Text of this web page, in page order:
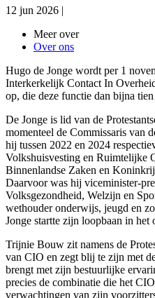
12 jun 2026 |
Meer over
Over ons
Hugo de Jonge wordt per 1
Interkerkelijk Contact In
op, die deze functie dan bijna
De Jonge is lid van de
momenteel de Commissaris van
hij tussen 2022 en 2024
Volkshuisvesting en Ruimtelijke
Binnenlandse Zaken en
Daarvoor was hij viceminister-
Volksgezondheid, Welzijn en
wethouder onderwijs, jeugd en
Jonge startte zijn loopbaan in het
Trijnie Bouw zit namens de
van CIO en zegt blij te zijn met
brengt met zijn bestuurlijke
precies de combinatie die het
verwachtingen van zijn